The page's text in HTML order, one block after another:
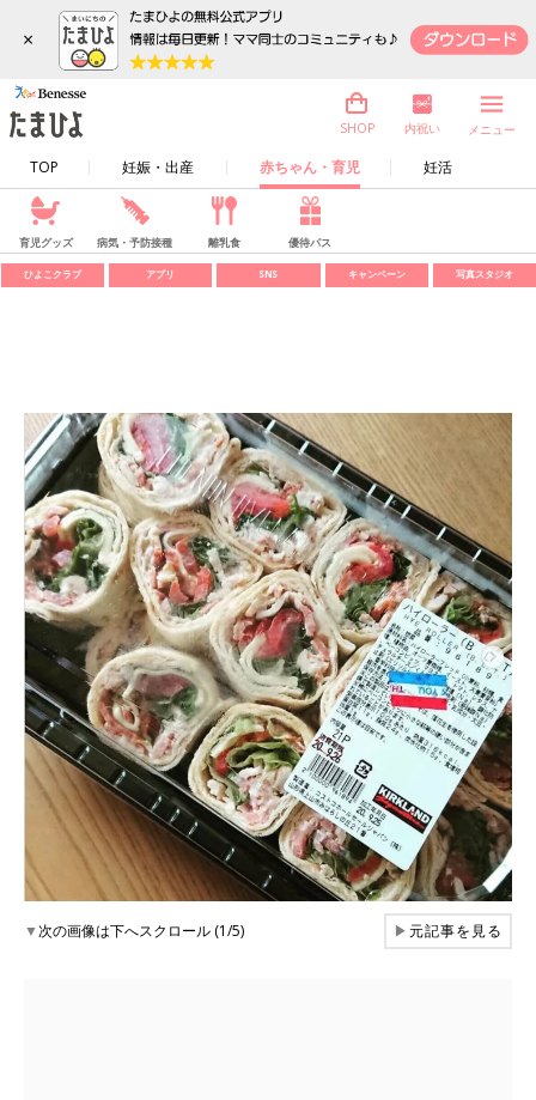
×
TOP 妊娠・出産 赤ちゃん・育児 妊活
SHOP 内祝い メニュー
育児グッズ 病気・予防接種 離乳食 優待パス
ひよこクラブ アプリ SNS キャンペーン 写真スタジオ
▼次の画像は下へスクロール (1/5) ▶元記事を見る